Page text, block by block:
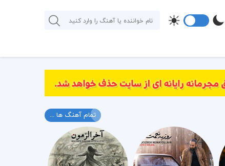
تمام آهنگ ها ...